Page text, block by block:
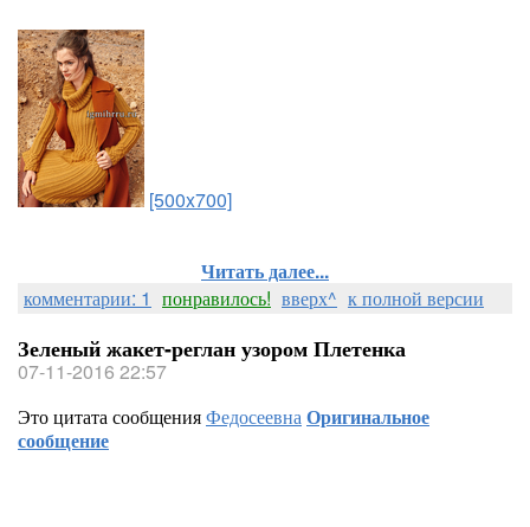
[500x700]
Читать далее...
комментарии: 1 понравилось! вверх^ к полной версии
Зеленый жакет-реглан узором Плетенка
07-11-2016 22:57
Это цитата сообщенияФедосеевнаОригинальное
сообщение